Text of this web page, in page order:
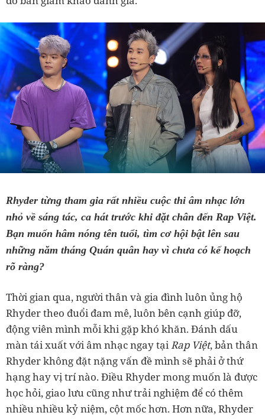
Rhyder từng tham gia rất nhiều cuộc thi âm nhạc lớn
nhỏ về sáng tác, ca hát trước khi đặt chân đến Rap Việt.
Bạn muốn hâm nóng tên tuổi, tìm cơ hội bật lên sau
những năm tháng Quán quân hay vì chưa có kế hoạch
rõ ràng?
Thời gian qua, người thân và gia đình luôn ủng hộ
Rhyder theo đuổi đam mê, luôn bên cạnh giúp đỡ,
động viên mình mỗi khi gặp khó khăn. Đánh dấu
màn tái xuất với âm nhạc ngay tạiRap Việt, bản thân
Rhyder không đặt nặng vấn đề mình sẽ phải ở thứ
hạng hay vị trí nào. Điều Rhyder mong muốn là được
học hỏi, giao lưu cũng như trải nghiệm để có thêm
nhiều nhiều kỷ niệm, cột mốc hơn. Hơn nữa, Rhyder